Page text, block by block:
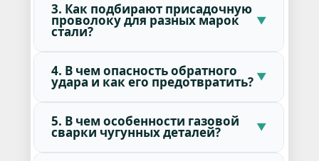
3. Как подбирают присадочную
проволоку для разных марок
стали?
4. В чем опасность обратного
удара и как его предотвратить?
5. В чем особенности газовой
сварки чугунных деталей?